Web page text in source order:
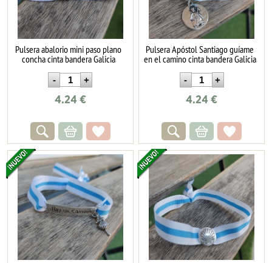
Pulsera abalorio mini paso plano
concha cinta bandera Galicia
4.24€
Pulsera Apóstol Santiago guíame
en el camino cinta bandera Galicia
4.24 €